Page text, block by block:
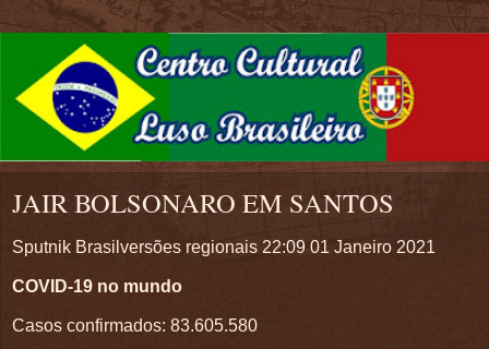
JAIR BOLSONARO EM SANTOS
Sputnik Brasilversões regionais 22:09 01 Janeiro 2021
COVID-19 no mundo
Casos confirmados: 83.605.580